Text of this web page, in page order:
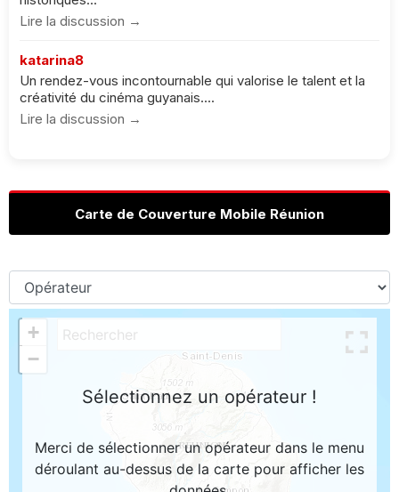
Lire la discussion →
katarina8
Un rendez-vous incontournable qui valorise le talent et la
créativité du cinéma guyanais....
Lire la discussion →
Carte de Couverture Mobile Réunion